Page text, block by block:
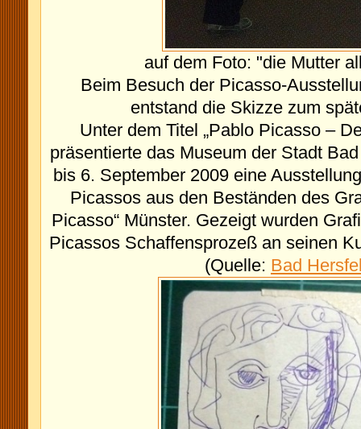
auf dem Foto: "die Mutter
Beim Besuch der Picasso-
entstand die Skizze zum
Unter dem Titel „Pablo Picasso –
präsentierte das Museum der Stadt
bis 6. September 2009 eine
Picassos aus den Beständen des
Picasso“ Münster. Gezeigt wurden
Picassos Schaffensprozeß an seinen
(Quelle: Bad